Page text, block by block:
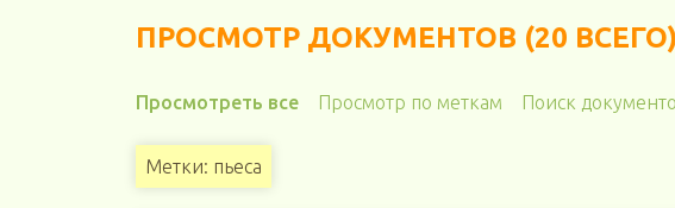
ПРОСМОТР ДОКУМЕНТОВ (20 ВСЕГО)
Просмотреть все Просмотр по меткам Поиск
Метки: пьеса